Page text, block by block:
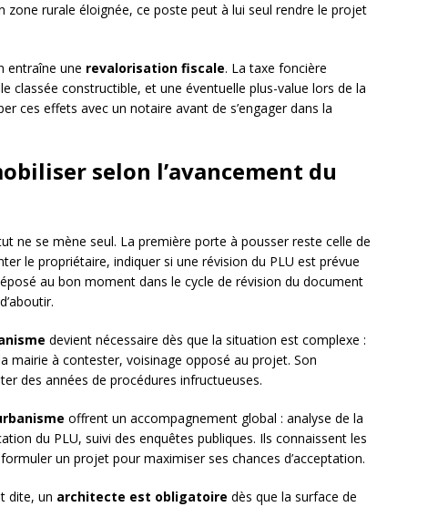
zone rurale éloignée, ce poste peut à lui seul rendre le projet
entraîne une revalorisation fiscale. La taxe foncière
classée constructible, et une éventuelle plus-value lors de la
ces effets avec un notaire avant de s’engager dans la
selon l’avancement du
ne se mène seul. La première porte à pousser reste celle de
le propriétaire, indiquer si une révision du PLU est prévue
au bon moment dans le cycle de révision du document
devient nécessaire dès que la situation est complexe :
mairie à contester, voisinage opposé au projet. Son
des années de procédures infructueuses.
offrent un accompagnement global : analyse de la
du PLU, suivi des enquêtes publiques. Ils connaissent les
un projet pour maximiser ses chances d’acceptation.
dite, un architecte est obligatoire dès que la surface de